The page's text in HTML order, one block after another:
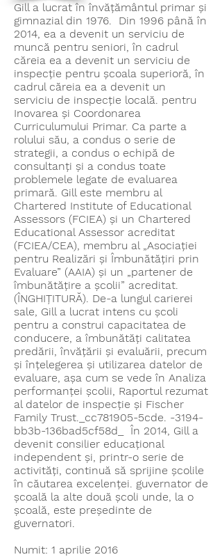
Gill a lucrat în învățământul primar și
gimnazial din 1976. Din 1996 până în
2014, ea a devenit un serviciu de
muncă pentru seniori, în cadrul
căreia ea a devenit un serviciu de
inspecție pentru școala superioră, în
cadrul căreia ea a devenit un
serviciu de inspecție locală. pentru
Inovarea și Coordonarea
Curriculumului Primar. Ca parte a
rolului său, a condus o serie de
strategii, a condus o echipă de
consultanți și a condus toate
problemele legate de evaluarea
primară. Gill este membru al
Chartered Institute of Educational
Assessors (FCIEA) și un Chartered
Educational Assessor acreditat
(FCIEA/CEA), membru al „Asociației
pentru Realizări și Îmbunătățiri prin
Evaluare” (AAIA) și un „partener de
îmbunătățire a școlii” acreditat.
(ÎNGHIŢITURĂ). De-a lungul carierei
sale, Gill a lucrat intens cu școli
pentru a construi capacitatea de
conducere, a îmbunătăți calitatea
predării, învățării și evaluării, precum
și înțelegerea și utilizarea datelor de
evaluare, așa cum se vede în Analiza
performanței școlii, Raportul rezumat
al datelor de inspecție și Fischer
Family Trust._cc781905-5cde. -3194-
bb3b-136bad5cf58d_ În 2014, Gill a
devenit consilier educațional
independent și, printr-o serie de
activități, continuă să sprijine școlile
în căutarea excelenței. guvernator de
școală la alte două școli unde, la o
școală, este președinte de
guvernatori.
Numit: 1 aprilie 2016